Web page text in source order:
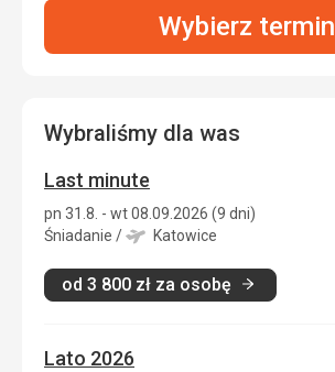
Wybierz termin
Wybraliśmy dla was
Last minute
pn 31.8. - wt 08.09.2026 (9 dni)
Śniadanie / Katowice
od 3 800 zł za osobę
Lato 2026